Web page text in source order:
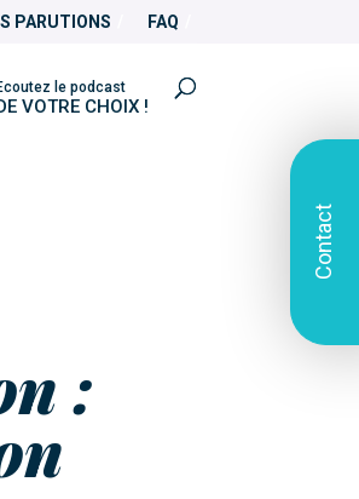
PARUTIONS FAQ
le podcast
VOTRE CHOIX !
:
Contact